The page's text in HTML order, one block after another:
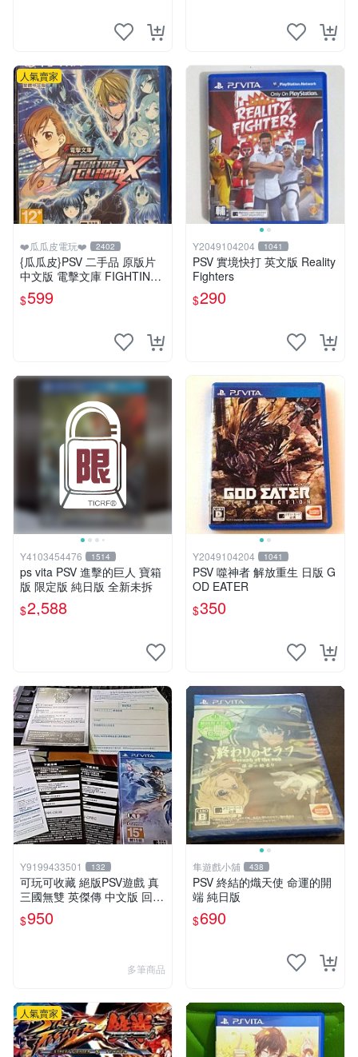
人氣賣家
❤️瓜瓜皮電玩❤️ 2402
{瓜瓜皮}PSV 二手品 原版片
中文版 電擊文庫 FIGHTING
CLIMAX(遊戲都有回收)
$599
Y2049104204 1041
PSV 實境快打 英文版 Reality
Fighters
$290
Y4103454476 1514
ps vita PSV 進擊的巨人 寶箱
版 限定版 純日版 全新未拆
$2,588
Y2049104204 1041
PSV 噬神者 解放重生 日版 G
OD EATER
$350
Y9199433501 132
可玩可收藏 絕版PSV遊戲 真
三國無雙 英傑傳 中文版 回函
特典卡齊全
$950
多筆商品
隼遊戲小舖 438
PSV 終結的熾天使 命運的開
端 純日版
$690
人氣賣家